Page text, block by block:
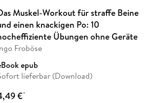
Muskel-Workout für straffe Beine
einen knackigen Po: 10
Übungen ohne Geräte
Froböse
epub
lieferbar (Download)
€*